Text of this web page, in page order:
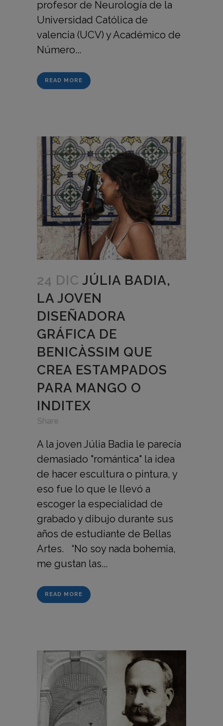
profesor de Neurología de la
Universidad Católica de
valencia (UCV) y Académico de
Número...
READ MORE
24 DIC JÚLIA BADIA,
LA JOVEN
DISEÑADORA
GRÁFICA DE
BENICÀSSIM QUE
CREA ESTAMPADOS
PARA MANGO O
INDITEX
Share
A la joven Júlia Badia le parecía
demasiado "romántica" la idea
de hacer escultura o pintura, y
eso fue lo que le llevó a
escoger la especialidad de
grabado y dibujo durante sus
años de estudiante de Bellas
Artes. “No soy nada bohemia,
me gustan las...
READ MORE